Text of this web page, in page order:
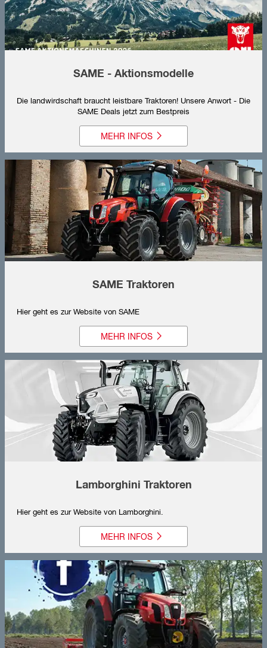
SAME - Aktionsmodelle
Die landwirdschaft braucht leistbare Traktoren! Unsere Anwort - Die
SAME Deals jetzt zum Bestpreis
MEHR INFOS
SAME Traktoren
Hier geht es zur Website von SAME
MEHR INFOS
Lamborghini Traktoren
Hier geht es zur Website von Lamborghini.
MEHR INFOS